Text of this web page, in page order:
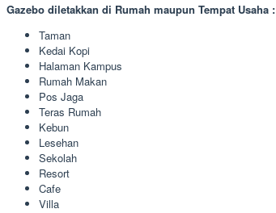
Gazebo diletakkan di Rumah maupun Tempat Usaha :
Taman
Kedai Kopi
Halaman Kampus
Rumah Makan
Pos Jaga
Teras Rumah
Kebun
Lesehan
Sekolah
Resort
Cafe
Villa